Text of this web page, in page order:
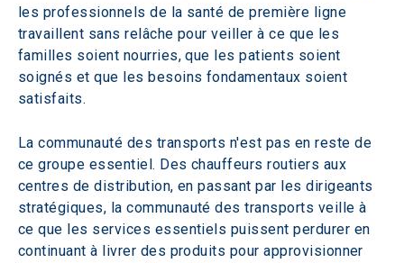
les professionnels de la santé de première ligne
travaillent sans relâche pour veiller à ce que les
familles soient nourries, que les patients soient
soignés et que les besoins fondamentaux soient
satisfaits.
La communauté des transports n'est pas en reste de
ce groupe essentiel. Des chauffeurs routiers aux
centres de distribution, en passant par les dirigeants
stratégiques, la communauté des transports veille à
ce que les services essentiels puissent perdurer en
continuant à livrer des produits pour approvisionner